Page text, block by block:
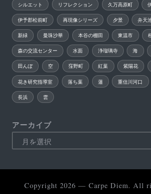
シルエット リフレクション 久万高原町
伊予郡松前町 再現像シリーズ 夕景 弁天
新緑 曼珠沙華 本谷の棚田 東温市
森の交流センター 水面 浄瑠璃寺 海
田んぼ 空 窪野町 紅葉 紫陽花
花き研究指導室 落ち葉 蓮 重信川河口
長浜 雲
アーカイブ
Copyright 2026 — Carpe Diem. All